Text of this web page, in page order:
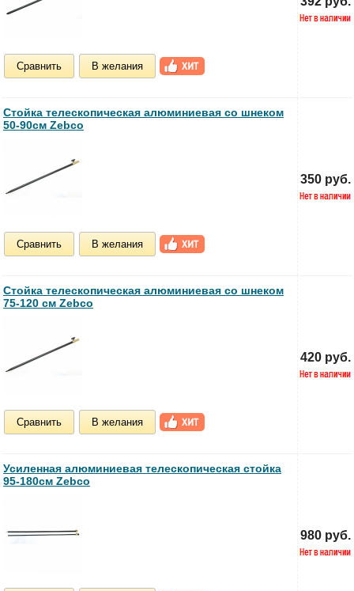
Сравнить В желания
Стойка телескопическая алюминиевая со шнеком
50-90см Zebco
Сравнить В желания
350 руб.
Стойка телескопическая алюминиевая со шнеком
75-120 см Zebco
Сравнить В желания
420 руб.
Усиленная алюминиевая телескопическая стойка
95-180см Zebco
980 руб.